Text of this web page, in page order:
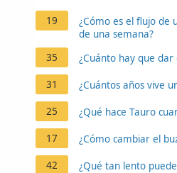
19
¿Cómo es el flujo de
de una semana?
35
¿Cuánto hay que dar
31 ¿Cuántos años vive
25 ¿Qué hace Tauro
17 ¿Cómo cambiar el
42 ¿Qué tan lento